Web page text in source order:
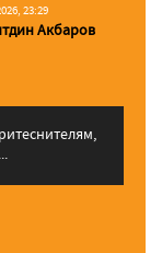
23:29
Акбаров